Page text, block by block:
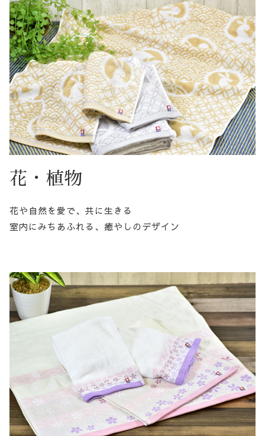
花・植物
花や自然を愛で、共に生きる
室内にみちあふれる、癒やしのデザイン